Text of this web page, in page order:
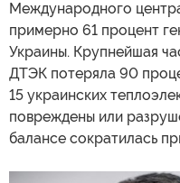
Международного
примерно 61 процент
Украины. Крупнейшая
ДТЭК потеряла 90
15 украинских
повреждены или
балансе сократилась